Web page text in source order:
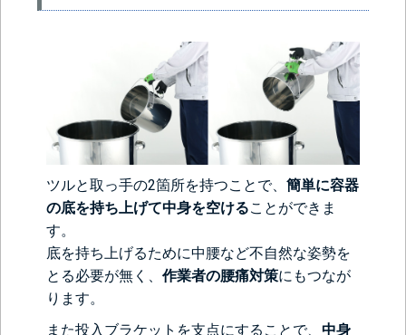
ツルと取っ手の2箇所を持つことで、 簡単に容器
の底を持ち上げて中身を空けることができま
す。
底を持ち上げるために中腰など不自然な姿勢を
とる必要が無く、 作業者の腰痛対策にもつなが
ります。
また投入ブラケットを支点にすることで、 中身